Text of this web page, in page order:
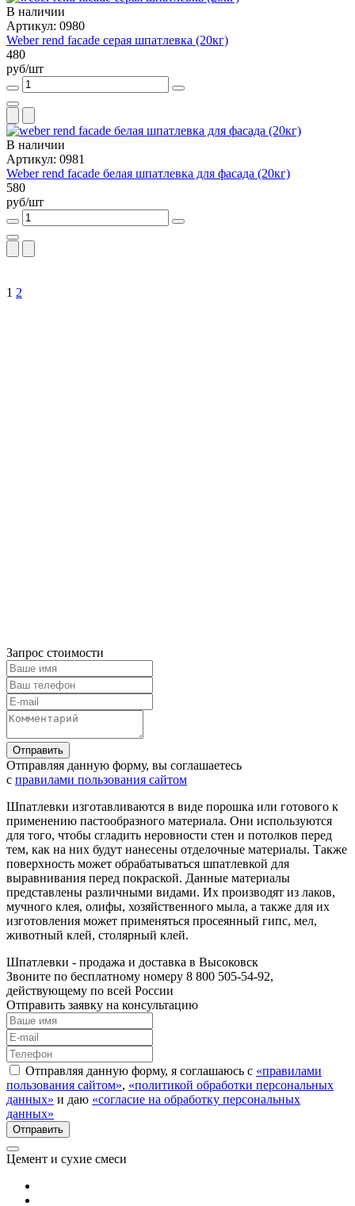
В наличии
Артикул: 0980
Weber rend facade серая шпатлевка (20кг)
480
руб/шт
В наличии
Артикул: 0981
Weber rend facade белая шпатлевка для фасада (20кг)
580
руб/шт
1 2
Запрос стоимости
Отправляя данную форму, вы соглашаетесь
с правилами пользования сайтом
Шпатлевки изготавливаются в виде порошка или готового к
применению пастообразного материала. Они используются
для того, чтобы сгладить неровности стен и потолков перед
тем, как на них будут нанесены отделочные материалы. Также
поверхность может обрабатываться шпатлевкой для
выравнивания перед покраской. Данные материалы
представлены различными видами. Их производят из лаков,
мучного клея, олифы, хозяйственного мыла, а также для их
изготовления может применяться просеянный гипс, мел,
животный клей, столярный клей.
Шпатлевки - продажа и доставка в Высоковск
Звоните по бесплатному номеру 8 800 505-54-92,
действующему по всей России
Отправить заявку на консультацию
Отправляя данную форму, я соглашаюсь с «правилами
пользования сайтом», «политикой обработки персональных
данных» и даю «согласие на обработку персональных
данных»
Цемент и сухие смеси